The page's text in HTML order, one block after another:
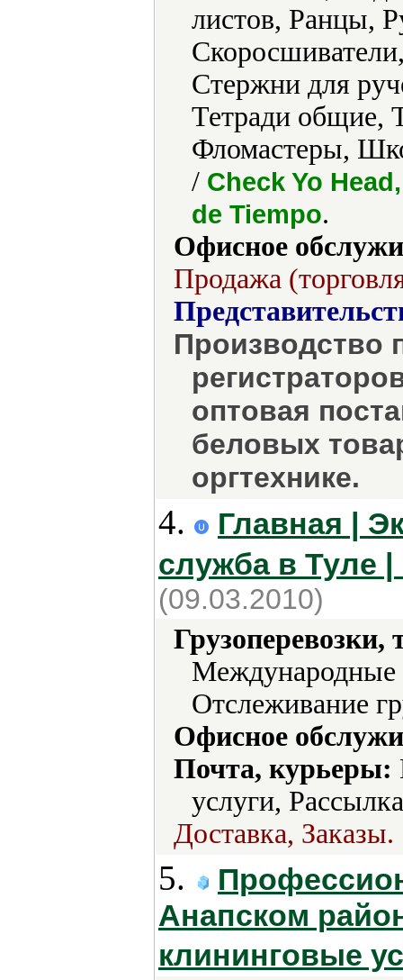
листов, Ранцы,
Стержни для
Тетради общие,
Фломастеры,
/ Check Yo
de Tiempo.
Офисное
Продажа
Производство
оптовая
беловых
оргтехнике.
4.
Главная |
служба в Туле
(09.03.2010)
Международные
Отслеживание
Офисное
Почта, курьеры:
услуги,
Доставка, Заказы.
5.
Анапском
клининговые